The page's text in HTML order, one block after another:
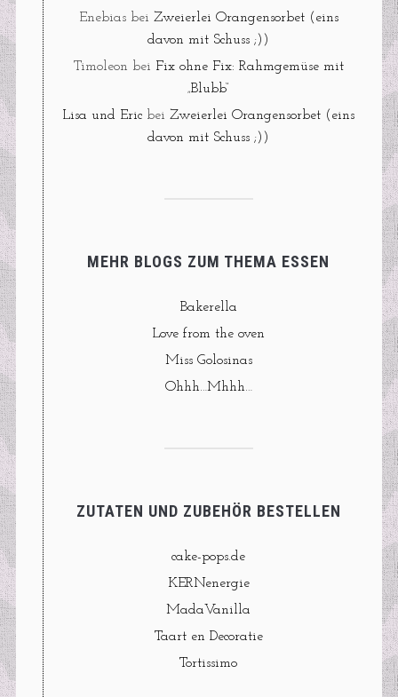
Enebiasbei Zweierlei Orangensorbet (eins
davon mit Schuss ;))
Timoleon bei Fix ohne Fix: Rahmgemüse mit
„Blubb“
Lisa und Eric bei Zweierlei Orangensorbet (eins
davon mit Schuss ;))
MEHR BLOGS ZUM THEMA ESSEN
Bakerella
Love from the oven
Miss Golosinas
Ohhh…Mhhh…
ZUTATEN UND ZUBEHÖR BESTELLEN
cake-pops.de
KERNenergie
MadaVanilla
Taart en Decoratie
Tortissimo